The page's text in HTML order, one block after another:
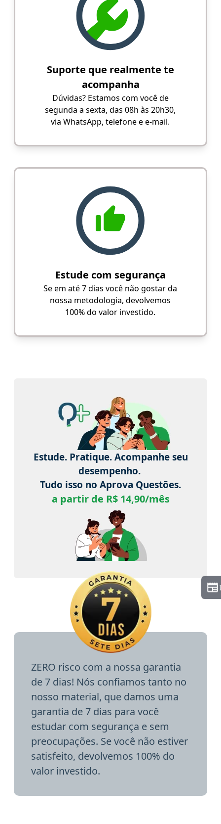
Suporte que realmente te
acompanha
Dúvidas? Estamos com você de
segunda a sexta, das 08h às 20h30,
via WhatsApp, telefone e e-mail.
Estude com segurança
Se em até 7 dias você não gostar da
nossa metodologia, devolvemos
100% do valor investido.
Estude. Pratique. Acompanhe seu
desempenho.
Tudo isso no Aprova Questões.
a partir de R$ 14,90/mês
ZERO risco com a nossa garantia
de 7 dias! Nós confiamos tanto no
nosso material, que damos uma
garantia de 7 dias para você
estudar com segurança e sem
preocupações. Se você não estiver
satisfeito, devolvemos 100% do
valor investido.